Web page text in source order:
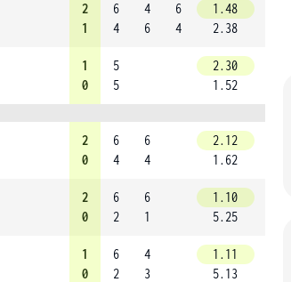
2
1
6
4
4
6
6
4
1.48
2.38
1
0
5
5
2.30
1.52
2
0
6
4
6
4
2.12
1.62
2
0
6
2
6
1
1.10
5.25
1
0
6
2
4
3
1.11
5.13